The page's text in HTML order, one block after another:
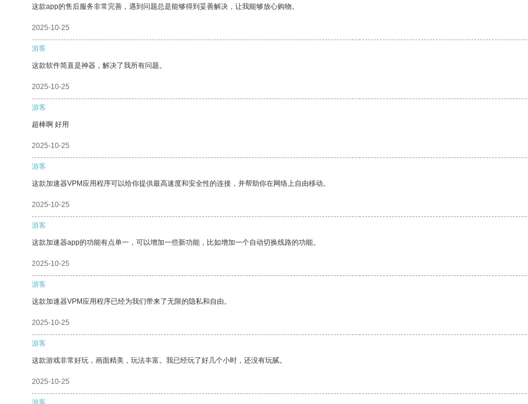
这款app的售后服务非常完善，遇到问题总是能够得到妥善解决，让我能够放心购物。
2025-10-25
游客
这款软件简直是神器，解决了我所有问题。
2025-10-25
游客
超棒啊 好用
2025-10-25
游客
这款加速器VPM应用程序可以给你提供最高速度和安全性的连接，并帮助你在网络上自由移动。
2025-10-25
游客
这款加速器app的功能有点单一，可以增加一些新功能，比如增加一个自动切换线路的功能。
2025-10-25
游客
这款加速器VPM应用程序已经为我们带来了无限的隐私和自由。
2025-10-25
游客
这款游戏非常好玩，画面精美，玩法丰富。我已经玩了好几个小时，还没有玩腻。
2025-10-25
游客